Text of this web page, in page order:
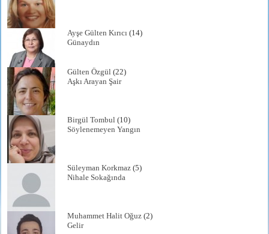
Ayşe Gülten Kırıcı (14)
Günaydın
Gülten Özgül (22)
Aşkı Arayan Şair
Birgül Tombul (10)
Söylenemeyen Yangın
Süleyman Korkmaz (5)
Nihale Sokağında
Muhammet Halit Oğuz (2)
Gelir